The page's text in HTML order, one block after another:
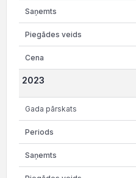
2023
Gada pārskats